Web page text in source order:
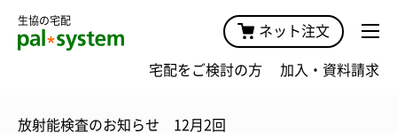
生協の宅配
ネット注文
宅配をご検討の方 加入・資料請求
放射能検査のお知らせ 12月2回